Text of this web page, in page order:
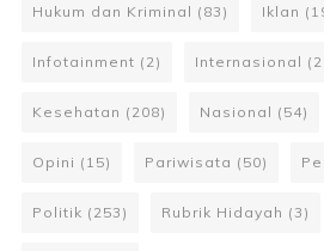
Hukum dan Kriminal (83) Iklan
Infotainment (2) Internasional
Kesehatan (208) Nasional (54)
Opini (15) Pariwisata (50)
Politik (253) Rubrik Hidayah (3)